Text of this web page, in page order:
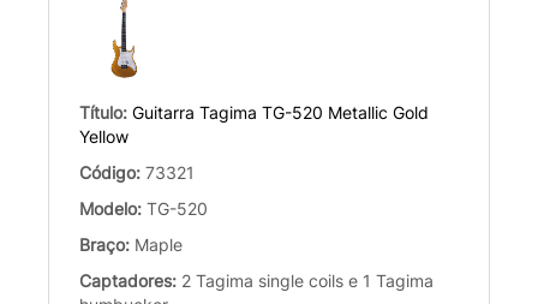
Título: Guitarra Tagima TG-520 Metallic Gold
Yellow
Código: 73321
Modelo: TG-520
Braço: Maple
Captadores: 2 Tagima single coils e 1 Tagima